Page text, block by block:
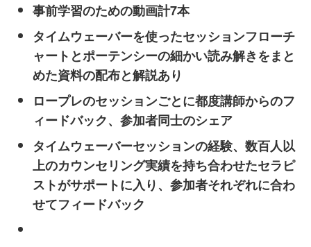
事前学習のための動画計7本
タイムウェーバーを使ったセッションフローチ
ャートとポーテンシーの細かい読み解きをまと
めた資料の配布と解説あり
ロープレのセッションごとに都度講師からのフ
ィードバック、参加者同士のシェア
タイムウェーバーセッションの経験、数百人以
上のカウンセリング実績を持ち合わせたセラピ
ストがサポートに入り、参加者それぞれに合わ
せてフィードバック